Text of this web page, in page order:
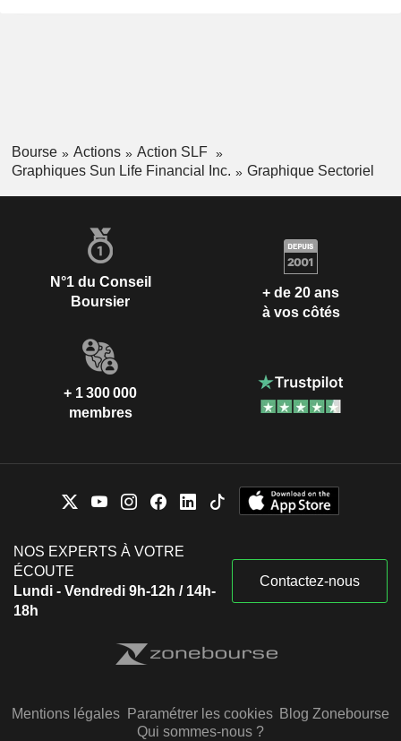
Bourse Actions
Action SLF
Graphiques Sun Life Financial Inc.
Graphique Sectoriel
N°1 du Conseil
Boursier
+ de 20 ans
à vos côtés
+ 1 300 000
membres
NOS EXPERTS À VOTRE
ÉCOUTE
Lundi - Vendredi 9h-12h / 14h-
18h
Contactez-nous
Mentions légales Paramétrer les cookies Blog Zonebourse
Qui sommes-nous ?